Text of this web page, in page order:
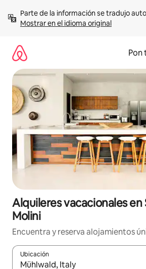
contenidoMostrar en el idioma original
Pon
Alquileres vacacionales en
Molini
Encuentra y reserva alojamientos
Ubicación
Cuando los resultados estén